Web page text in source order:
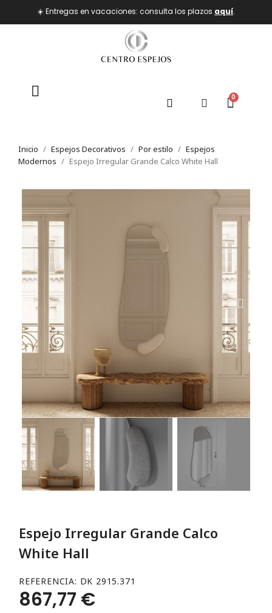
☀️ Entregas en vacaciones: consulta los plazos aquí.
Inicio Espejos Decorativos Por estilo
Espejos
Modernos
Espejo Irregular Grande Calco White Hall
Espejo Irregular Grande Calco
White Hall
REFERENCIA DK 2915.371
867,77 €